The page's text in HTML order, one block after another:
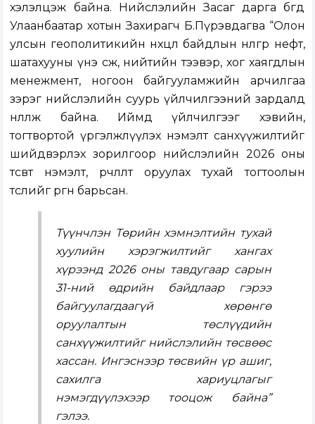
хэлэлцэж байна. Нийслэлийн Засаг дарга бөгөөд
Улаанбаатар хотын Захирагч Б.Пүрэвдагва “Олон
улсын геополитикийн нөхцөл байдлын нөлөөгөөр нефт,
шатахууны үнэ өсөж, нийтийн тээвэр, хог хаягдлын
менежмент, ногоон байгууламжийн арчилгаа
зэрэг нийслэлийн суурь үйлчилгээний зардалд
нөлөөлж байна. Иймд үйлчилгээг хэвийн,
тогтвортой үргэлжлүүлэх нэмэлт санхүүжилтийг
шийдвэрлэх зорилгоор нийслэлийн 2026 оны
төсөвт нэмэлт, өөрчлөлт оруулах тухай тогтоолын
төслийг өргөн барьсан.
Түүнчлэн Төрийн хэмнэлтийн тухай
хуулийн хэрэгжилтийг хангах
хүрээнд 2026 оны тавдугаар сарын
31-ний өдрийн байдлаар гэрээ
байгуулагдаагүй хөрөнгө
оруулалтын төслүүдийн
санхүүжилтийг нийслэлийн төсвөөс
хассан. Ингэснээр төсвийн үр ашиг,
сахилга хариуцлагыг
нэмэгдүүлэхээр тооцож байна”
гэлээ.